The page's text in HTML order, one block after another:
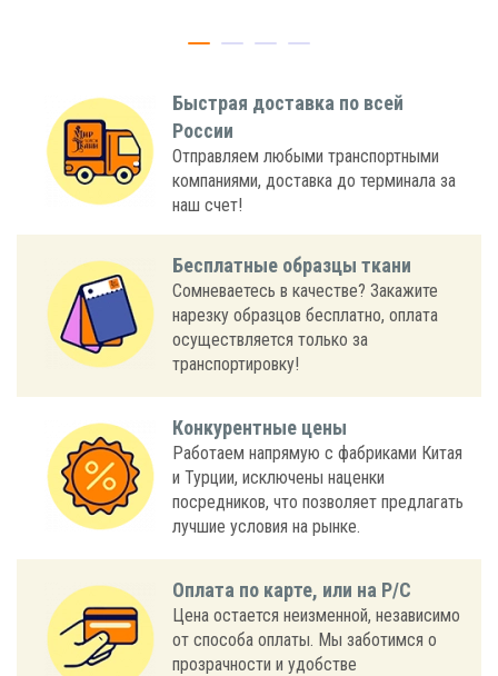
Быстрая доставка по всей
России
Отправляем любыми транспортными
компаниями, доставка до терминала за
наш счет!
Бесплатные образцы ткани
Сомневаетесь в качестве? Закажите
нарезку образцов бесплатно, оплата
осуществляется только за
транспортировку!
Конкурентные цены
Работаем напрямую с фабриками Китая
и Турции, исключены наценки
посредников, что позволяет предлагать
лучшие условия на рынке.
Оплата по карте, или на Р/С
Цена остается неизменной, независимо
от способа оплаты. Мы заботимся о
прозрачности и удобстве